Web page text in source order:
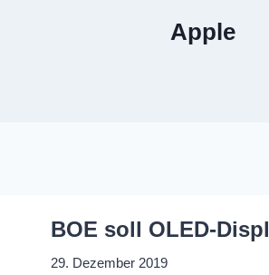
Apple
BOE soll OLED-
29. Dezember 2019